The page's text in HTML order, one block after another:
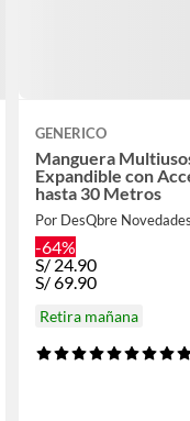
GENERICO
Manguera
Expandible con
hasta 30 Metros
Por DesQbre
-64%
S/24.90
S/69.90
Retira mañana